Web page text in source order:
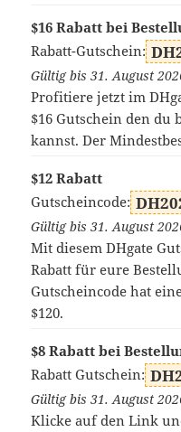
$16 Rabatt bei
Rabatt-Gutschein:
Gültig bis 31. August
Profitiere jetzt im
$16 Gutschein den du
kannst. Der
$12 Rabatt
Gutscheincode:
Gültig bis 31. August
Mit diesem DHgate
Rabatt für eure
Gutscheincode hat
$120.
$8 Rabatt bei
Rabatt Gutschein:
Gültig bis 31. August
Klicke auf den Link